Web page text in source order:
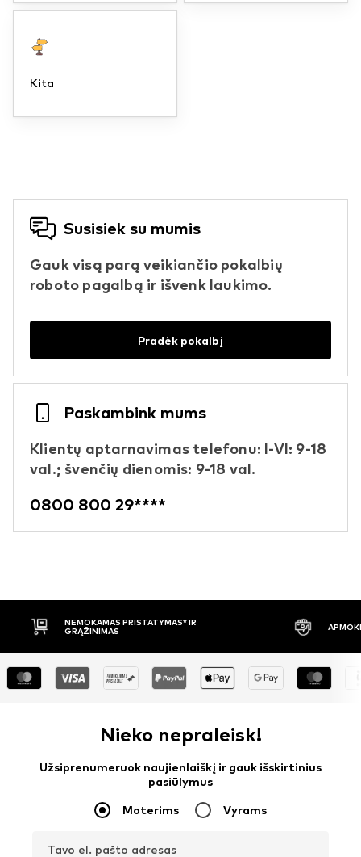
Kita
Susisiek su mumis
Gauk visą parą veikiančio pokalbių
roboto pagalbą ir išvenk laukimo.
Pradėk pokalbį
Paskambink mums
Klientų aptarnavimas telefonu: I-VI: 9-18
val.; švenčių dienomis: 9-18 val.
0800 800 29****
NEMOKAMAS PRISTATYMAS* IR
GRĄŽINIMAS
Nieko nepraleisk!
Užsiprenumeruok naujienlaiškį ir gauk išskirtinius
pasiūlymus
Moterims Vyrams
Tavo el. pašto adresas